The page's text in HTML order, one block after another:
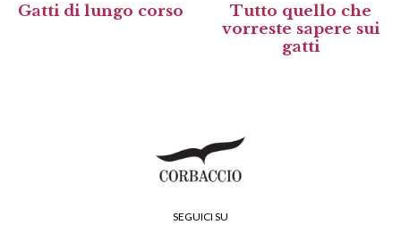
Gatti di lungo corso
Tutto quello che
vorreste sapere sui
gatti